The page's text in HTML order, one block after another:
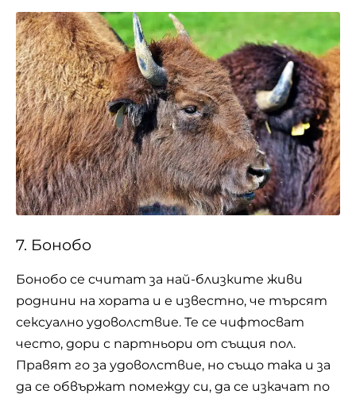
7. Бонобо
Бонобо се считат за най-близките живи
роднини на хората и е известно, че търсят
сексуално удоволствие. Те се чифтосват
често, дори с партньори от същия пол.
Правят го за удоволствие, но също така и за
да се обвържат помежду си, да се изкачат по